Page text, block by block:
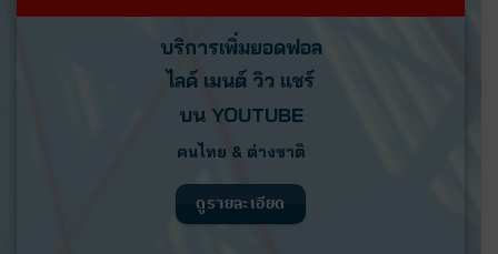
บริการเพิ่มยอดฟอล
ไลค์ เมนต์ วิว แชร์
บน YOUTUBE
คนไทย & ต่างชาติ
ดูรายละเอียด